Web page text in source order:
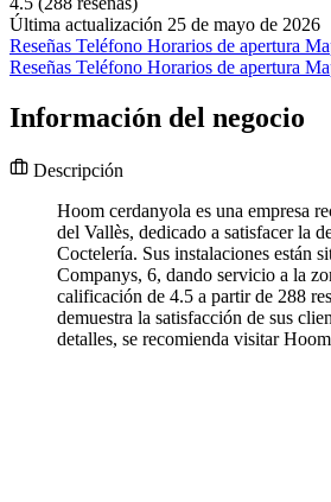
Última actualización 25 de mayo de 2026
Reseñas Teléfono Horarios de apertura
Reseñas Teléfono Horarios de apertura
Información del negocio
Descripción
Hoom cerdanyola es una empresa
del Vallès, dedicado a satisfacer la
Coctelería. Sus instalaciones están
Companys, 6, dando servicio a la
calificación de 4.5 a partir de 288
demuestra la satisfacción de sus
detalles, se recomienda visitar